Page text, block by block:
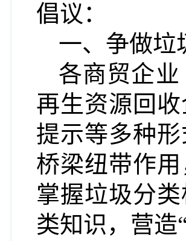
倡议：
一、 争做垃
各商贸企
再生资源回
提示等多种
桥梁纽带作
掌握垃圾分
类知识，营造